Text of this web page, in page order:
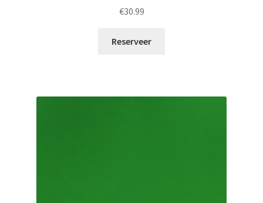
€30.99
Reserveer